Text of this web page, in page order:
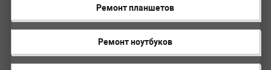
Ремонт планшетов
Ремонт ноутбуков